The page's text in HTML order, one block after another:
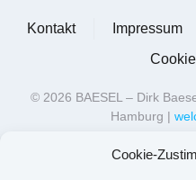
Cookie-
Kontakt Impressum
© 2026 BAESEL – Dirk
Hamburg |